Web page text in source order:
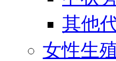
其他
女性生